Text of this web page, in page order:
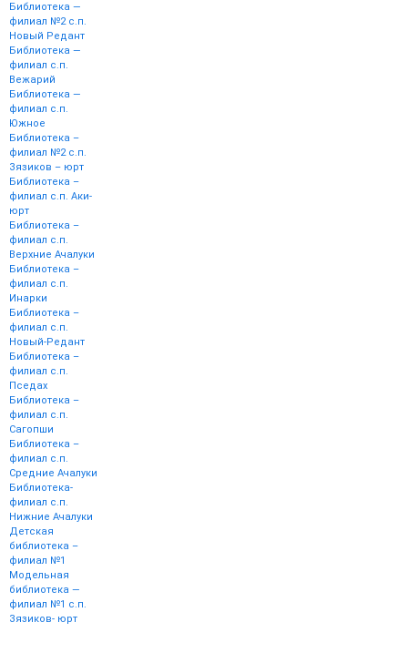
Библиотека —
филиал №2 с.п.
Новый Редант
Библиотека —
филиал с.п.
Вежарий
Библиотека —
филиал с.п.
Южное
Библиотека –
филиал №2 с.п.
Зязиков – юрт
Библиотека –
филиал с.п. Аки-
юрт
Библиотека –
филиал с.п.
Верхние Ачалуки
Библиотека –
филиал с.п.
Инарки
Библиотека –
филиал с.п.
Новый-Редант
Библиотека –
филиал с.п.
Пседах
Библиотека –
филиал с.п.
Сагопши
Библиотека –
филиал с.п.
Средние Ачалуки
Библиотека-
филиал с.п.
Нижние Ачалуки
Детская
библиотека –
филиал №1
Модельная
библиотека —
филиал №1 с.п.
Зязиков- юрт